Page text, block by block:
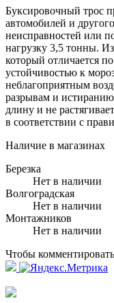
Буксировочный трос
автомобилей и
неисправностей или
нагрузку 3,5 тонны.
который отличается
устойчивостью к
неблагоприятным
разрывам и
длину и не
в соответствии с
Наличие в магазинах
Березка
Нет в наличии
Волгоградская
Нет в наличии
Монтажников
Нет в наличии
Чтобы